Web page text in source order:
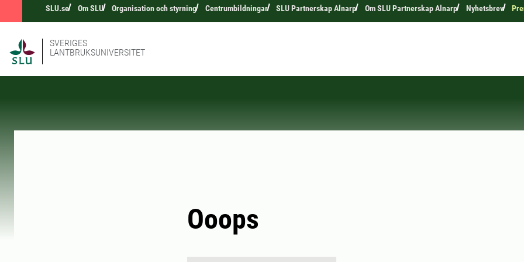
SLU.se Om SLU Organisation och styrning Centrumbildningar SLU Partnerskap Alnarp Om SLU Partnerskap Alnarp Nyhetsbrev
SVERIGES
LANTBRUKSUNIVERSITET
Ooops